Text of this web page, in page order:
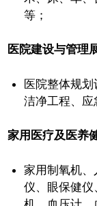
等；
医院建设与管理
医院整体规划
洁净工程、应
家用医疗及医养
家用制氧机
仪、眼保健